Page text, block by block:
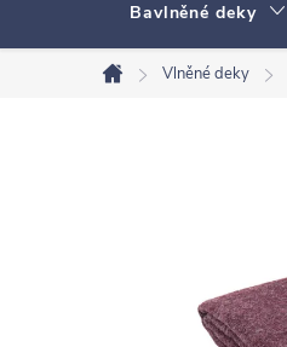
Bavlněné deky
Domů
Vlněné deky